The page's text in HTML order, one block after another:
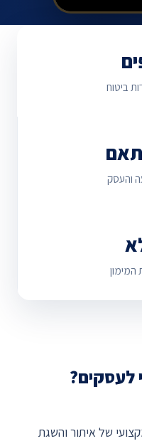
ביטוח
והעסק
המימון
לעסקים?
של איתור והשגת